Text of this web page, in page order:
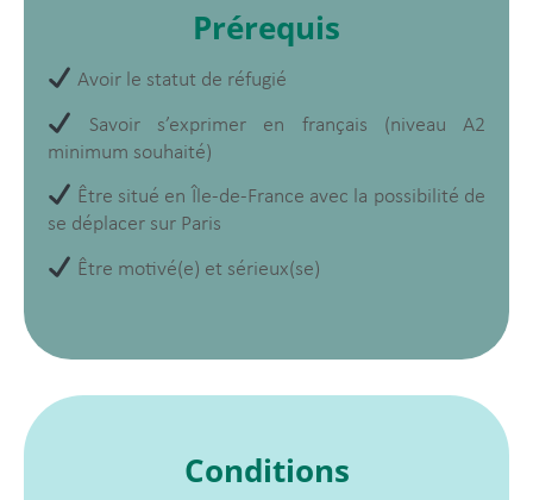
Prérequis
Avoir le statut de réfugié
Savoir s’exprimer en français (niveau A2
minimum souhaité)
Être situé en Île-de-France avec la possibilité de
se déplacer sur Paris
Être motivé(e) et sérieux(se)
Conditions